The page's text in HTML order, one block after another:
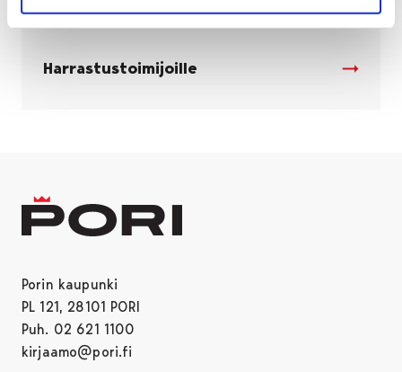
Harrastustoimijoille
Porin kaupunki
PL 121, 28101 PORI
Puh. 02 621 1100
kirjaamo@pori.fi